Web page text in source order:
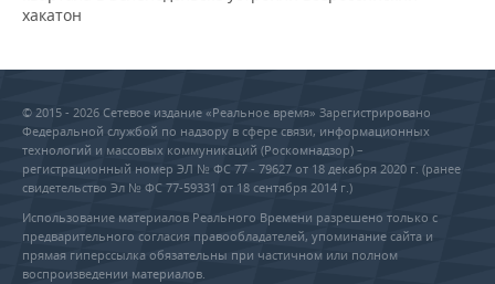
хакатон
© 2015 - 2026 Сетевое издание «Реальное время» Зарегистрировано
Федеральной службой по надзору в сфере связи, информационных
технологий и массовых коммуникаций (Роскомнадзор) –
регистрационный номер ЭЛ № ФС 77 - 79627 от 18 декабря 2020 г. (ранее
свидетельство Эл № ФС 77-59331 от 18 сентября 2014 г.)
Использование материалов Реального Времени разрешено только с
предварительного согласия правообладателей, упоминание сайта и
прямая гиперссылка обязательны при частичном или полном
воспроизведении материалов.